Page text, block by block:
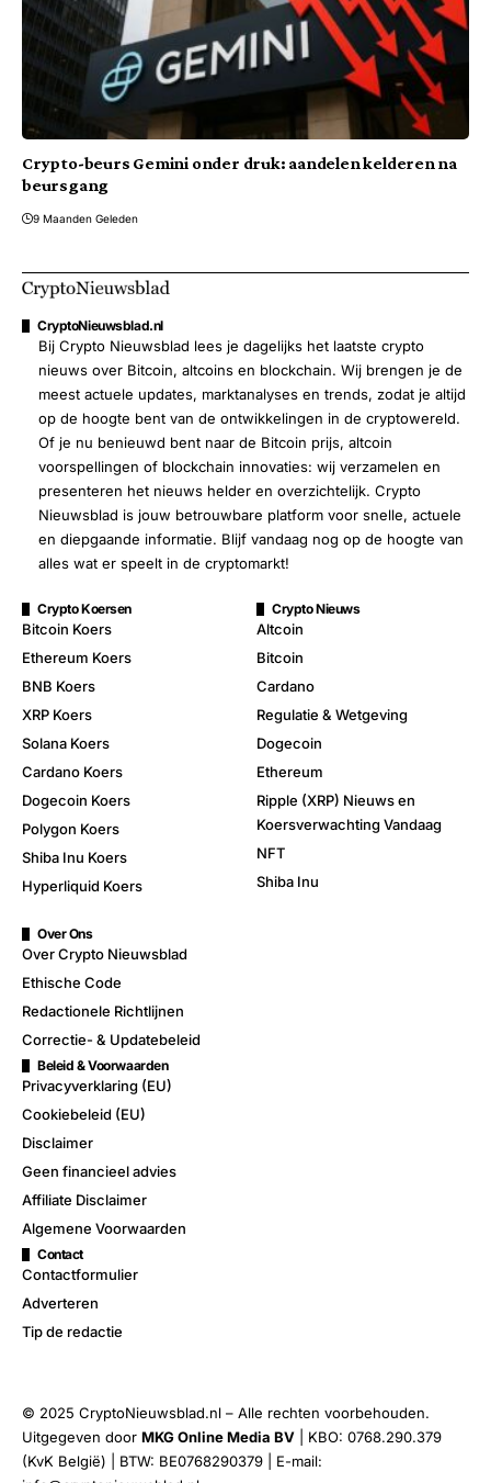
Crypto-beurs Gemini onder druk: aandelen kelderen na
beursgang
9 Maanden Geleden
CryptoNieuwsblad.nl
Bij Crypto Nieuwsblad lees je dagelijks het laatste crypto
nieuws over Bitcoin, altcoins en blockchain. Wij brengen je de
meest actuele updates, marktanalyses en trends, zodat je altijd
op de hoogte bent van de ontwikkelingen in de cryptowereld.
Of je nu benieuwd bent naar de Bitcoin prijs, altcoin
voorspellingen of blockchain innovaties: wij verzamelen en
presenteren het nieuws helder en overzichtelijk. Crypto
Nieuwsblad is jouw betrouwbare platform voor snelle, actuele
en diepgaande informatie. Blijf vandaag nog op de hoogte van
alles wat er speelt in de cryptomarkt!
Crypto Koersen
Bitcoin Koers
Ethereum Koers
BNB Koers
XRP Koers
Solana Koers
Cardano Koers
Dogecoin Koers
Polygon Koers
Shiba Inu Koers
Hyperliquid Koers
Crypto Nieuws
Altcoin
Bitcoin
Cardano
Regulatie & Wetgeving
Dogecoin
Ethereum
Ripple (XRP) Nieuws en
Koersverwachting Vandaag
NFT
Shiba Inu
Over Ons
Over Crypto Nieuwsblad
Ethische Code
Redactionele Richtlijnen
Correctie- & Updatebeleid
Beleid & Voorwaarden
Privacyverklaring (EU)
Cookiebeleid (EU)
Disclaimer
Geen financieel advies
Affiliate Disclaimer
Algemene Voorwaarden
Contact
Contactformulier
Adverteren
Tip de redactie
© 2025 CryptoNieuwsblad.nl – Alle rechten voorbehouden.
Uitgegeven door MKG Online Media BV | KBO: 0768.290.379
(KvK België) | BTW: BE0768290379 | E-mail: